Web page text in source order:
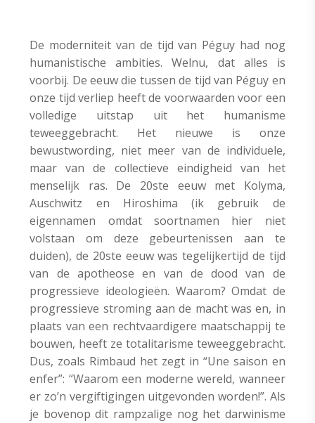
De moderniteit van de tijd van Péguy had nog
humanistische ambities. Welnu, dat alles is
voorbij. De eeuw die tussen de tijd van Péguy en
onze tijd verliep heeft de voorwaarden voor een
volledige uitstap uit het humanisme
teweeggebracht. Het nieuwe is onze
bewustwording, niet meer van de individuele,
maar van de collectieve eindigheid van het
menselijk ras. De 20ste eeuw met Kolyma,
Auschwitz en Hiroshima (ik gebruik de
eigennamen omdat soortnamen hier niet
volstaan om deze gebeurtenissen aan te
duiden), de 20ste eeuw was tegelijkertijd de tijd
van de apotheose en van de dood van de
progressieve ideologieën. Waarom? Omdat de
progressieve stroming aan de macht was en, in
plaats van een rechtvaardigere maatschappij te
bouwen, heeft ze totalitarisme teweeggebracht.
Dus, zoals Rimbaud het zegt in “Une saison en
enfer”: “Waarom een moderne wereld, wanneer
er zo’n vergiftigingen uitgevonden worden!”. Als
je bovenop dit rampzalige nog het darwinisme